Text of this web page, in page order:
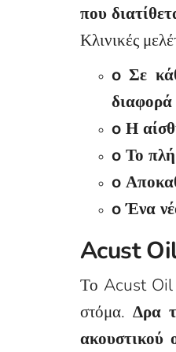
που
Κλινικές
o Σε
διαφορά
o Η
o Το
o
o Ένα
Acust
Το Acust Oil
στόμα. Δρα
ακουστικού